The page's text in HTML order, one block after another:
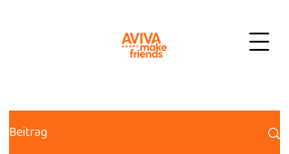
Beitrag